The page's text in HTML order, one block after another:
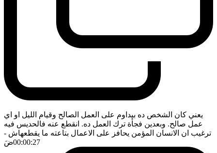
يعني كان الشخص ده بيداوم على العمل الصالح وقيام الليل او اي
عمل صالح. وبعدين فجأة ترك العمل ده. انقطع عنه فالحديس فيه
ترغيب ان الانسان المؤمن يحافز على الاعمال بتاعته ما يقطعهاش -
00:00:27ضَ